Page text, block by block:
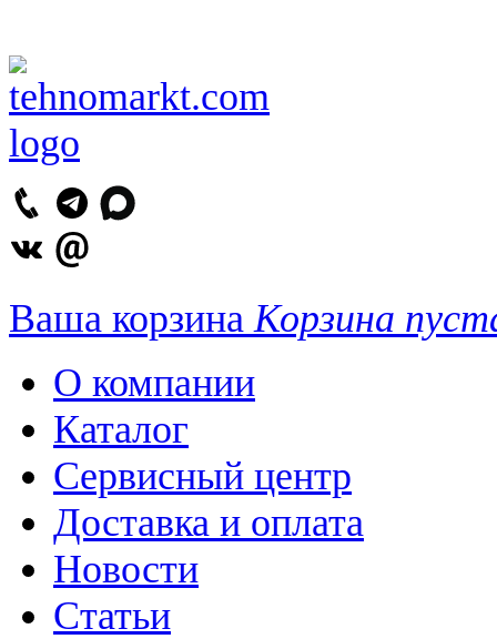
Ваша корзина Корзина
О компании
Каталог
Сервисный центр
Доставка и оплата
Новости
Статьи